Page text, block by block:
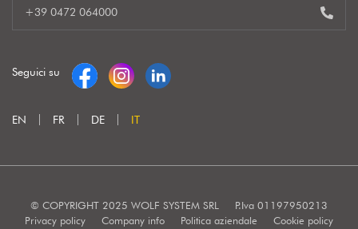
+39 0472 064000
Seguici su
EN FR DE IT
© COPYRIGHT 2025 WOLF SYSTEM SRL
P.Iva 01197950213
Privacy policy
Company info Politica aziendale Cookie policy